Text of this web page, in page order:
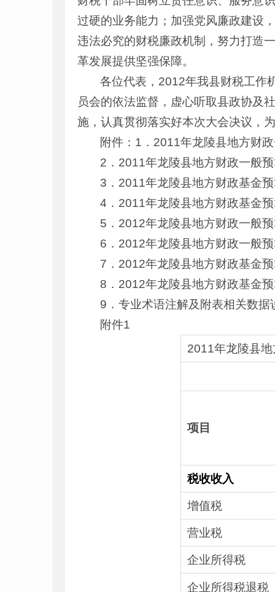
过硬的业务能力；加强党风廉政建设
违法必究的财税廉政机制，努力打造
革发展提供坚强保障。
各位代表，2012年我县财税工作
员会的依法监督，虚心听取县政协及
施，认真贯彻落实好本次大会决议，
附件：1．2011年龙陵县地方财
2．2011年龙陵县地方财政一般
3．2011年龙陵县地方财政基金
4．2011年龙陵县地方财政基金
5．2012年龙陵县地方财政一般
6．2012年龙陵县地方财政一般
7．2012年龙陵县地方财政基金
8．2012年龙陵县地方财政基金
9．专业术语注解及附表相关数据
附件1
2011年龙陵县
项目
税收收入
增值税
营业税
企业所得税
企业所得税退税